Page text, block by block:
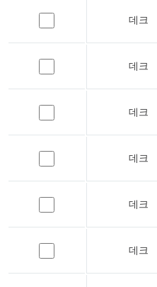
데크
데크
데크
데크
데크
데크